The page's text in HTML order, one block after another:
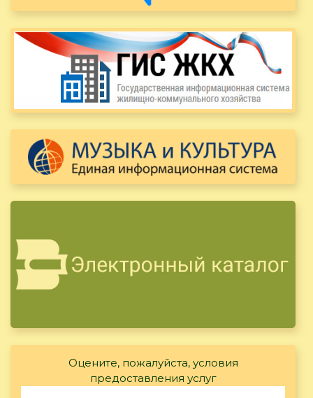
Оцените, пожалуйста, условия
предоставления услуг